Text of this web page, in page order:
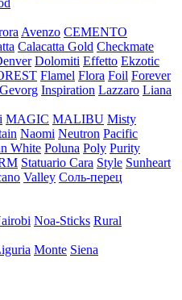
Avenzo CEMENTO
Calacatta Gold Checkmate
Dolomiti Effetto Ekzotic
Flamel Flora Foil Forever
Gevorg Inspiration Lazzaro Liana
MAGIC MALIBU Misty
Naomi Neutron Pacific
White Poluna Poly Purity
Statuario Cara Style Sunheart
Valley Соль-перец
Noa-Sticks Rural
Monte Siena